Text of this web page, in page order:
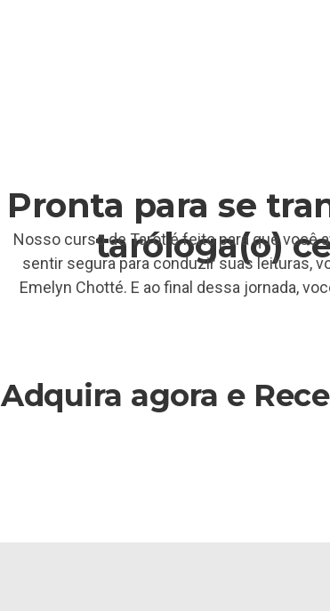
Pronta para se
taróloga(o)
Nosso curso de Tarot é feito para que você
sentir segura para conduzir suas leituras,
Emelyn Chotté. E ao final dessa jornada,
Adquira agora e